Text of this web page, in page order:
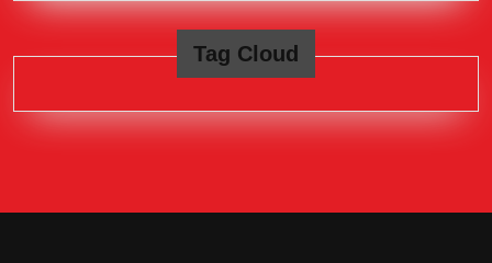
Tag Cloud